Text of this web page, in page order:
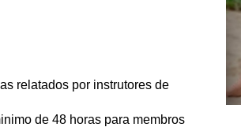
relatados por instrutores de
de 48 horas para membros